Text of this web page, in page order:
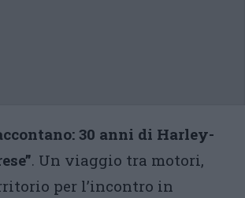
30 anni di Harley-
. Un viaggio tra motori,
per l’incontro in